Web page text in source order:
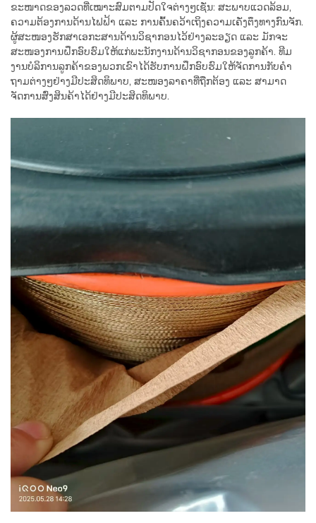
ຂະໜາດຂອງລວດທີ່ເໝາະສົມຕາມປັດໃຈຕ່າງໆເຊັ່ນ: ສະພາບແວດລ້ອມ,
ຄວາມຕ້ອງການດ້ານໄຟຟ້າ ແລະ ການຄົ້ນຄວ້າເຖິງຄວາມເຄັ່ງຕຶງທາງກົນຈັກ.
ຜູ້ສະໜອງຮັກສາເອກະສານດ້ານວິຊາກອນໄວ້ຢ່າງລະອຽດ ແລະ ມັກຈະ
ສະໜອງການຝຶກອົບຮົມໃຫ້ແກ່ພະນັກງານດ້ານວິຊາກອນຂອງລູກຄ້າ. ທີມ
ງານບໍລິການລູກຄ້າຂອງພວກເຂົາໄດ້ຮັບການຝຶກອົບຮົມໃຫ້ຈັດການກັບຄຳ
ຖາມຕ່າງໆຢ່າງມີປະສິດທິພາບ, ສະໜອງລາຄາທີ່ຖືກຕ້ອງ ແລະ ສາມາດ
ຈັດການສົ່ງສິນຄ້າໄດ້ຢ່າງມີປະສິດທິພາບ.